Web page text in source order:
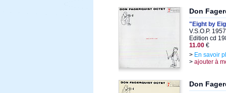
Don
"Eight by
V.S.O.P.
Edition cd
11.00 €
> En savoir
> ajouter à
Don